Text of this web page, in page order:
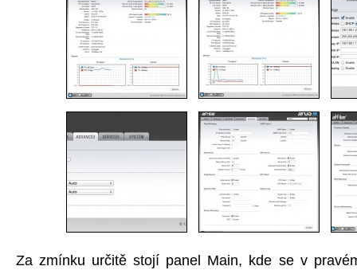
Za zmínku určitě stojí panel Main, kde se v